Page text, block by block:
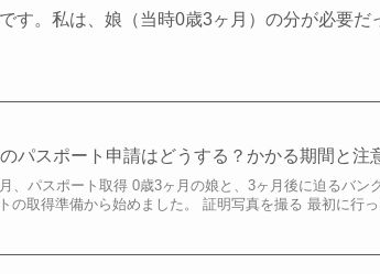
す。私は、娘（当時0歳3ヶ月）の分が必要だ
パスポート申請はどうする？かかる期間と注
、パスポート取得 0歳3ヶ月の娘と、3ヶ月後に迫るバン
の取得準備から始めました。 証明写真を撮る 最初に行